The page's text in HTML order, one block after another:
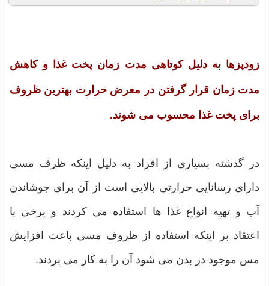
زودپزها به دلیل کوتاهی مدت زمان پخت غذا و کاهش
مدت زمان قرار گرفتن در معرض حرارت بهترین ظروف
برای پخت غذا محسوب می شوند.
در گذشته بسیاری از افراد به دلیل اینکه ظرف مسی
دارای رسانایی حرارتی بالایی است از آن برای جوشاندن
آب و تهیه انواع غذا ها استفاده می کردند و برخی با
اعتقاد بر اینکه استفاده از ظروف مسی باعث افزایش
مس موجود در بدن می شود آن را به کار می بردند.